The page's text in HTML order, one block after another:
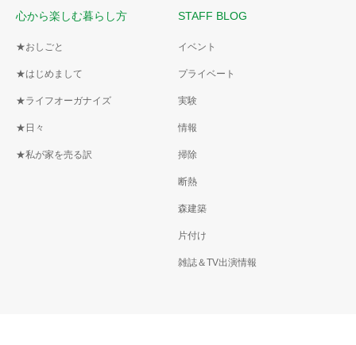
心から楽しむ暮らし方
★おしごと
★はじめまして
★ライフオーガナイズ
★日々
★私が家を売る訳
STAFF BLOG
イベント
プライベート
実験
情報
掃除
断熱
森建築
片付け
雑誌＆TV出演情報